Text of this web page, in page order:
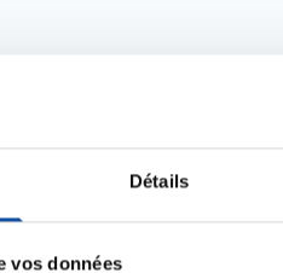
Détails
vos données